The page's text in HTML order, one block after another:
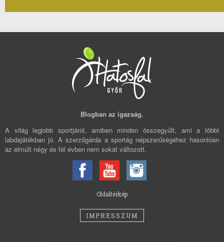
Blogban az igazság.
A világ legjobb sportjáról, amiben minden összegyűlt, ami a többi
labdajátékban jó. A szerzőgárda a sportág népszerűségéhez hasonlóan
az elmúlt négy és fél évben nem sokat változott.
Oldaltérkép
IMPRESSZUM